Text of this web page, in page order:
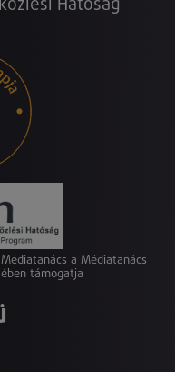
Hatóság
a Médiatanács
támogatja